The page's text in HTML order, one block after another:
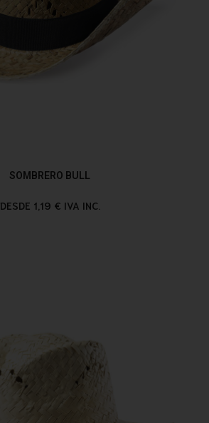
SOMBRERO BULL
DESDE 1,19 € IVA INC.